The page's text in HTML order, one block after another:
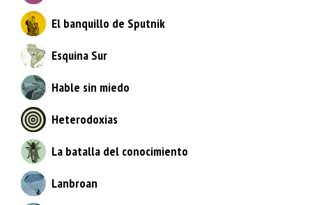
El banquillo de Sputnik
Esquina Sur
Hable sin miedo
Heterodoxias
La batalla del conocimiento
Lanbroan